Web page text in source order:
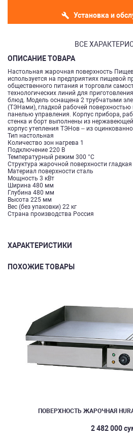
Установка и
ВСЕ
ОПИСАНИЕ ТОВАРА
Настольная жарочная поверхность
используется на предприятиях пищевой
общественного питания и торговли
технологических линий для
блюд. Модель оснащена 2 трубчатыми
(ТЭНами), гладкой рабочей поверхностью
панелью управления. Корпус прибора,
стенка и борт выполнены из
корпус утепления ТЭНов – из
Тип настольная
Количество зон нагрева 1
Подключение 220 В
Температурный режим 300 °С
Структура жарочной поверхности гладкая
Материал поверхности сталь
Мощность 3 кВт
Ширина 480 мм
Глубина 480 мм
Высота 225 мм
Вес (без упаковки) 22 кг
Страна производства Россия
ХАРАКТЕРИСТИКИ
ПОХОЖИЕ ТОВАРЫ
ПОВЕРХНОСТЬ ЖАРОЧНАЯ
2 482 000